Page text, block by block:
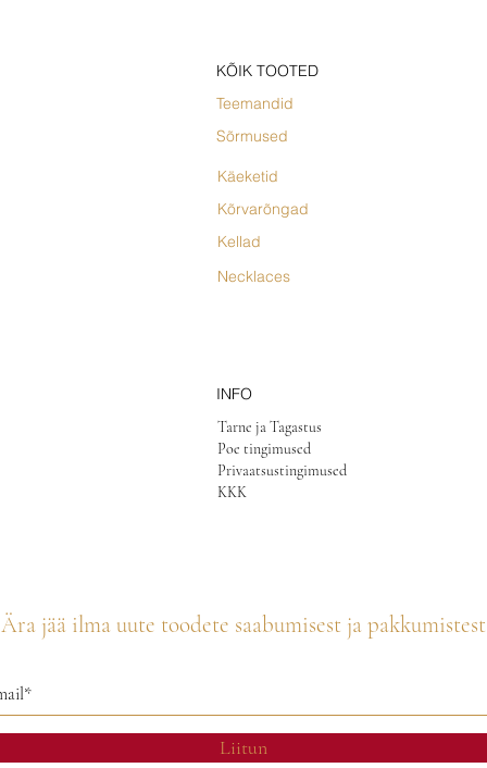
KÕIK TOOTED
Teemandid
Sõrmused
Käeketid
Kõrvarõngad
Kellad
Necklaces
INFO
Tarne ja Tagastus
Poe tingimused
Privaatsustingimused
KKK
Ära jää ilma uute toodete saabumisest ja pakkumistest
Liitun